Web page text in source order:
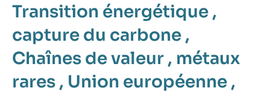
Transition énergétique ,
capture du carbone ,
Chaînes de valeur , métaux
rares , Union européenne ,